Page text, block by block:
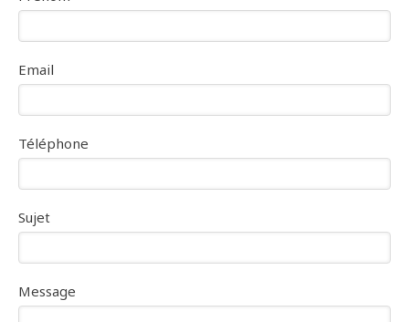
Email
Téléphone
Sujet
Message